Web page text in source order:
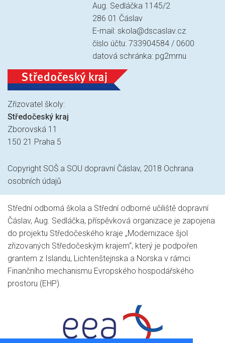
Aug. Sedláčka 1145/2
286 01 Čáslav
E-mail:skola@dscaslav.cz
číslo účtu: 733904584 / 0600
datová schránka: pg2mrnu
Zřizovatel školy:
Středočeský kraj
Zborovská 11
150 21 Praha 5
Copyright SOŠ a SOU dopravní Čáslav, 2018 Ochrana
osobních údajů
Střední odborná škola a Střední odborné učiliště dopravní
Čáslav, Aug. Sedláčka, příspěvková organizace je zapojena
do projektu Středočeského kraje „Modernizace šjol
zřizovaných Středočeským krajem“, který je podpořen
grantem z Islandu, Lichtenštejnska a Norska v rámci
Finančního mechanismu Evropského hospodářského
prostoru (EHP).